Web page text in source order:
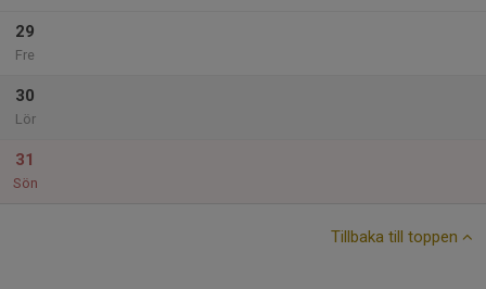
29
Fre
30
Lör
31
Sön
Tillbaka till toppen